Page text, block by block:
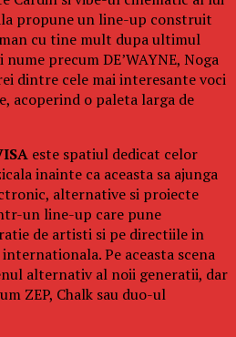
propune un line-up construit
cu tine mult dupa ultimul
precum DE’WAYNE, Noga
dintre cele mai interesante voci
acoperind o paleta larga de
este spatiul dedicat celor
inainte ca aceasta sa ajunga
alternative si proiecte
un line-up care pune
de artisti si pe directiile in
Pe aceasta scena
alternativ al noii generatii, dar
ZEP, Chalk sau duo-ul